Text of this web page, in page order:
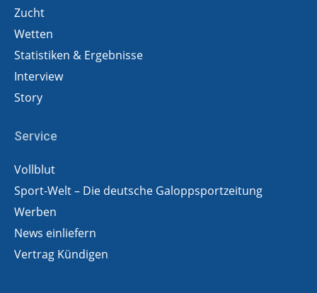
Zucht
Wetten
Statistiken & Ergebnisse
Interview
Story
Service
Vollblut
Sport-Welt – Die deutsche Galoppsportzeitung
Werben
News einliefern
Vertrag Kündigen